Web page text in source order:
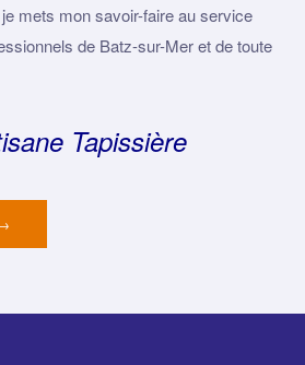
mets mon savoir-faire au service
de Batz-sur-Mer et de toute
Tapissière